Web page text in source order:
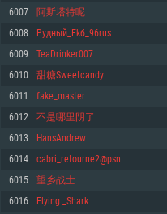
최소사양
운영체제: Windows 10 (64 bit)
프로세서: 2.2 GHz 듀얼코어 이상
메모리: 4GB
그래픽 카드: DirectX 11 이상을 지
GeForce GT 660. 최소 사양 해상도:
네트워크: 브로드밴드 인터넷
여유 저장 공간: 22.1 GB (최소 클라
권장 사양
최소사양
운영체제: Mac OS Big Sur 11.0
프로세서: 최소 2.2 GHz의 Core i5
메모리: 6 GB
그래픽 카드: Metal 을 지원하는
능을 가지는 Mac 버전의 AMD/
네트워크: 브로드밴드 인터넷
여유 저장 공간: 22.1 GB (최소 클라
권장 사양
최소사양
운영체제: 64bit Linux 중 최신 버전
프로세서: 2.4 GHz 듀얼코어
메모리: 4 GB
그래픽 카드: Vulkan 을 지원하고,
660 (6개월 미만) 혹은 그와 동급의
원하는 AMD (6개월 미만; 최소사양
네트워크: 브로드밴드 인터넷
여유 저장 공간: 22.1 GB (최소 클라
권장 사양
6007 阿斯塔特呢
6008 Рудный_Ekб_96rus
6009 TeaDrinker007
6010 甜糖Sweetcandy
6011 fake_master
6012 不是哪里阴了
6013 HansAndrew
6014 cabri_retourne2@psn
6015 望乡战士
6016 Flying _Shark